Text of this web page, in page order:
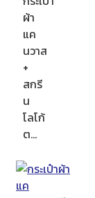
ผ้า
แค
นวาส
+
สกรี
น
โลโก้
ต…